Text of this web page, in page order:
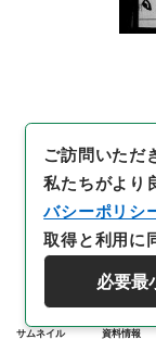
サムネイル 資料情報
ご訪問いただ
私たちがより
バシーポリシ
取得と利用に
必要最